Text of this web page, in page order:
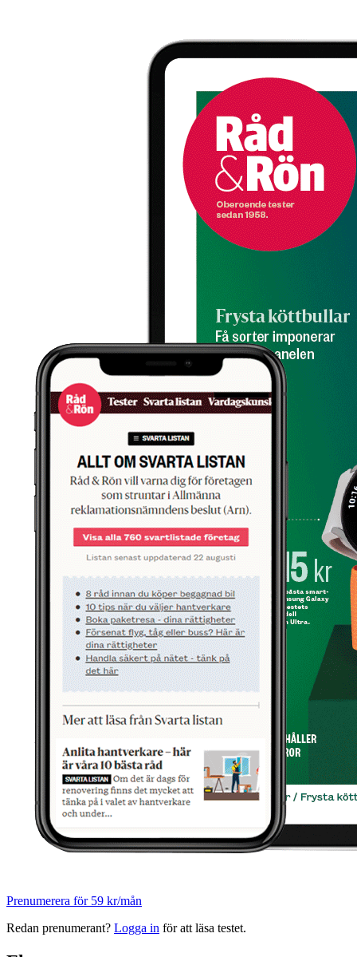
Prenumerera för 59 kr/mån
Redan prenumerant? Logga in för att läsa testet.